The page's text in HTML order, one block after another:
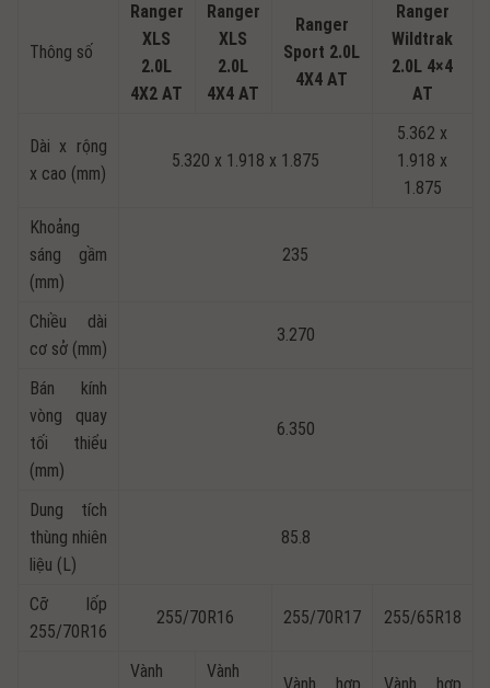
Thông số
Ranger
XLS
2.0L
4X2 AT
Ranger
XLS
2.0L
4X4 AT
Ranger
Sport 2.0L
4X4 AT
Ranger
Wildtrak
2.0L 4×4
AT
Dài x rộng
x cao (mm)
5.320 x 1.918 x 1.875
5.362 x
1.918 x
1.875
Khoảng
sáng gầm
(mm)
235
Chiều dài
cơ sở (mm)
3.270
Bán kính
vòng quay
tối thiểu
(mm)
6.350
Dung tích
thùng nhiên
liệu (L)
85.8
Cỡ lốp
255/70R16
255/70R16 255/70R17 255/65R18
Vành Vành